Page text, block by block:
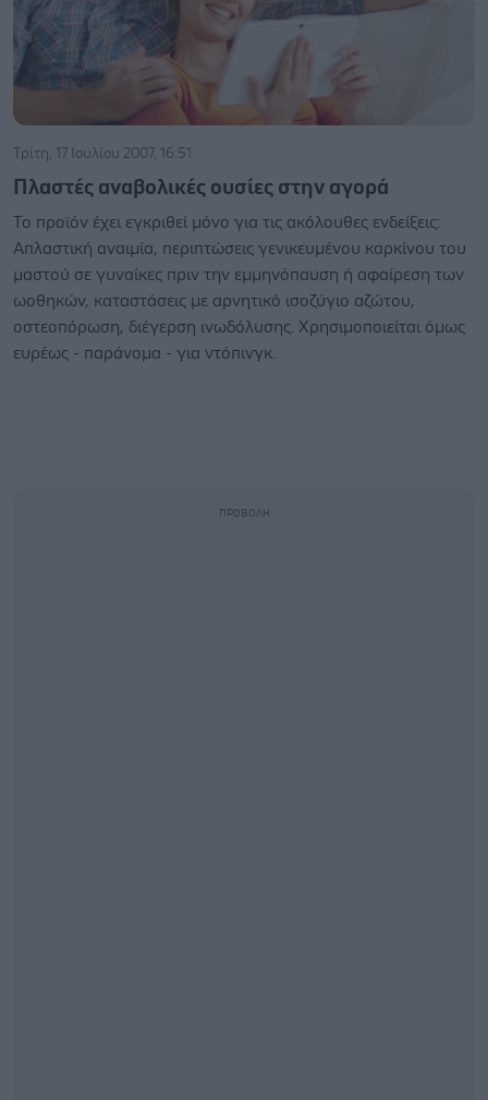
Τρίτη, 17 Ιουλίου 2007, 16:51
Πλαστές αναβολικές ουσίες στην αγορά
Το προϊόν έχει εγκριθεί μόνο για τις ακόλουθες ενδείξεις:
Απλαστική αναιμία, περιπτώσεις γενικευμένου καρκίνου του
μαστού σε γυναίκες πριν την εμμηνόπαυση ή αφαίρεση των
ωοθηκών, καταστάσεις με αρνητικό ισοζύγιο αζώτου,
οστεοπόρωση, διέγερση ινωδόλυσης. Χρησιμοποιείται όμως
ευρέως - παράνομα - για ντόπινγκ.